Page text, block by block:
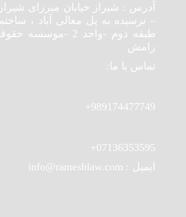
آدرس : شیراز خیابان میرزای
– نرسیده به پل معالی آباد ،
طبقه دوم -واحد 2 -
رامش
تماس با ما:
989174477749+
07136353595+
ایمیل : info@rameshlaw.com